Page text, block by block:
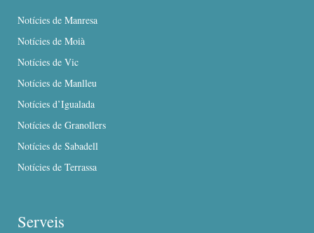
Notícies de Manresa
Notícies de Moià
Notícies de Vic
Notícies de Manlleu
Notícies d’Igualada
Notícies de Granollers
Notícies de Sabadell
Notícies de Terrassa
Serveis